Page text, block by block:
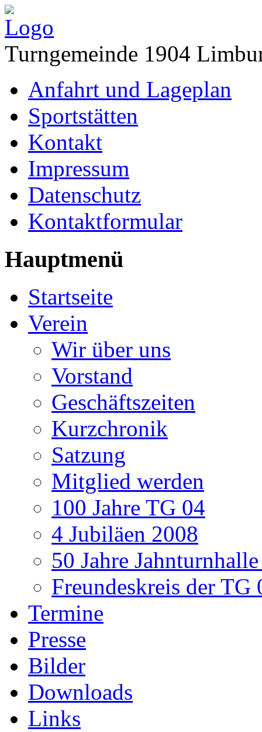
Turngemeinde 1904
Anfahrt und Lageplan
Sportstätten
Kontakt
Impressum
Datenschutz
Kontaktformular
Hauptmenü
Startseite
Verein
Wir über uns
Vorstand
Geschäftszeiten
Kurzchronik
Satzung
Mitglied werden
100 Jahre TG 04
4 Jubiläen 2008
50 Jahre
Freundeskreis der TG
Termine
Presse
Bilder
Downloads
Links